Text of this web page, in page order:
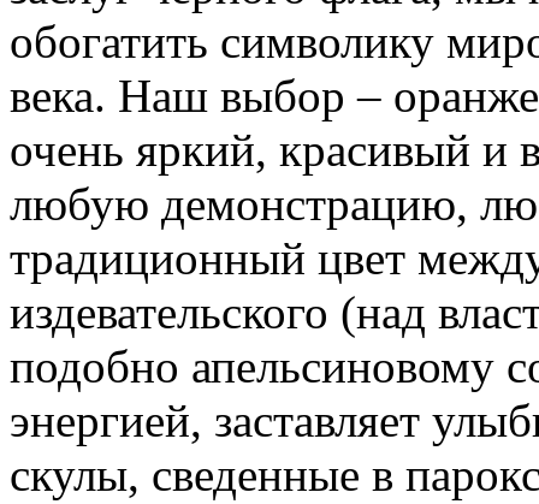
обогатить символику
века. Наш выбор –
очень яркий, красивый и
любую демонстрацию,
традиционный цвет
издевательского (над
подобно апельсиновому
энергией, заставляет
скулы, сведенные в